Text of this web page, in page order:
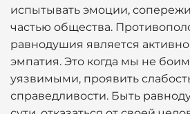
испытывать эмоции,
частью общества.
равнодушия является
эмпатия. Это когда мы не
уязвимыми, проявить
справедливости. Быть